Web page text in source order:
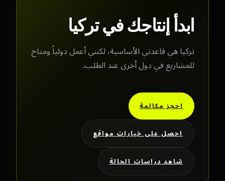
ابدأ إنتاجك في تركيا
تركيا هي قاعدتي الأساسية، لكنني أعمل دولياً ومتاح
للمشاريع في دول أخرى عند الطلب.
احجز مكالمة
احصل على خيارات مواقع
شاهد دراسات الحالة